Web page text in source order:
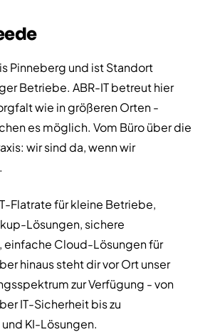
Pinneberg und ist Standort
Betriebe. ABR-IT betreut hier
wie in größeren Orten -
es möglich. Vom Büro über die
wir sind da, wenn wir
Flatrate für kleine Betriebe,
Lösungen, sichere
einfache Cloud-Lösungen für
hinaus steht dir vor Ort unser
zur Verfügung - von
IT-Sicherheit bis zu
KI-Lösungen.